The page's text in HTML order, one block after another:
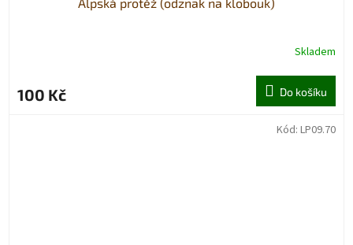
Skladem
100 Kč Do košíku
Kód: LP09.70